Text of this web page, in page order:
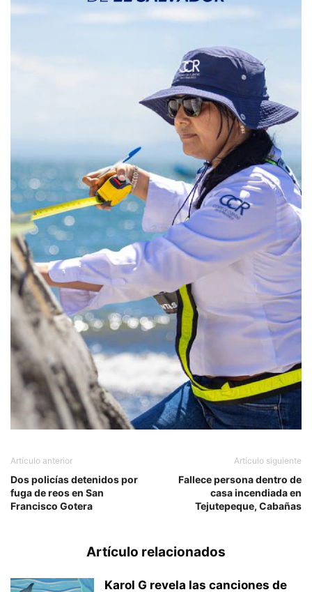
Artículo anterior
Dos policías detenidos por
fuga de reos en San
Francisco Gotera
Artículo siguiente
Fallece persona dentro de
casa incendiada en
Tejutepeque, Cabañas
Artículo relacionados
Karol G revela las canciones de